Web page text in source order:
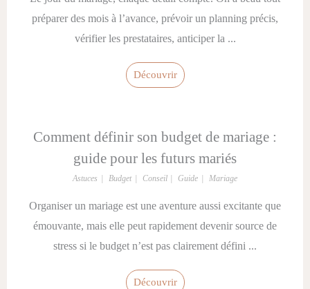
préparer des mois à l’avance, prévoir un planning précis,
vérifier les prestataires, anticiper la ...
Découvrir
Comment définir son budget de mariage :
guide pour les futurs mariés
Astuces Budget Conseil Guide Mariage
Organiser un mariage est une aventure aussi excitante que
émouvante, mais elle peut rapidement devenir source de
stress si le budget n’est pas clairement défini ...
Découvrir